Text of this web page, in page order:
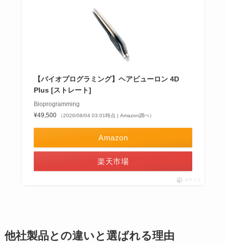
【バイオプログラミング】ヘアビューロン 4D
Plus [ストレート]
Bioprogramming
¥49,500
（2026/08/04 03:01時点 | Amazon調べ）
Amazon
楽天市場
ポチップ
他社製品との違いと選ばれる理由